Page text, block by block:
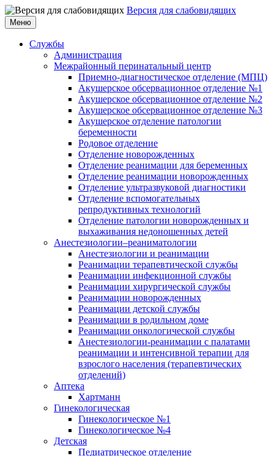
Версия для слабовидящих
Меню
Службы
Администрация
Межрайонный перинатальный центр
Приемно-диагностическое отделение (МПЦ)
Акушерское обсервационное отделение №1
Акушерское обсервационное отделение №2
Акушерское обсервационное отделение №3
Акушерское отделение патологии
беременности
Родовое отделение
Отделение новорожденных
Отделение реанимации для беременных
Отделение реанимации новорожденных
Отделение ультразвуковой диагностики
Отделение вспомогательных
репродуктивных технологий
Отделение патологии новорожденных и
выхаживания недоношенных детей
Анестезиологии–реаниматологии
Анестезиологии и реанимации
Реанимации терапевтической службы
Реанимации инфекционной службы
Реанимации хирургической службы
Реанимации новорожденных
Реанимации детской службы
Реанимации в родильном доме
Реанимации онкологической службы
Анестезиологии-реанимации с палатами
реанимации и интенсивной терапии для
взрослого населения (терапевтических
отделений)
Аптека
Хартманн
Гинекологическая
Гинекологическое №1
Гинекологическое №4
Детская
Педиатрическое отделение